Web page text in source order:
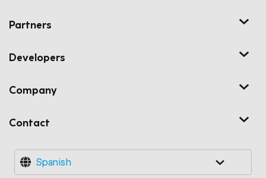
Partners
Developers
Company
Contact
Spanish